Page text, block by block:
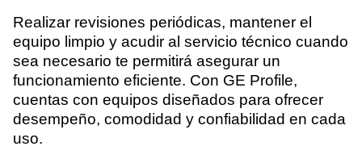
Realizar revisiones periódicas, mantener el
equipo limpio y acudir al servicio técnico cuando
sea necesario te permitirá asegurar un
funcionamiento eficiente. Con GE Profile,
cuentas con equipos diseñados para ofrecer
desempeño, comodidad y confiabilidad en cada
uso.